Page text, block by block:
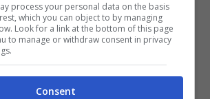
la Festa dell’Albero
process your personal data on the basis
which you can object to by managing
Look for a link at the bottom of this page
to manage or withdraw consent in privacy
Consent